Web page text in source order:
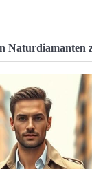
Naturdiamanten